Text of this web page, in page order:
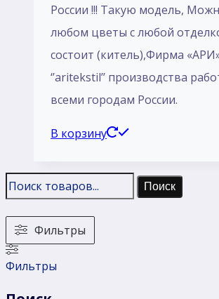
России !!! Такую модель,
любом цветы с любой
состоит (китель),Фирма
‘’aritekstil’’ производства
всеми городам России.
В корзину
Поиск
Фильтры
Фильтры